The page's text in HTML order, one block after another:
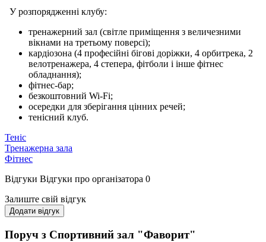
У розпорядженні клубу:
тренажерний зал (світле приміщення з величезними
вікнами на третьому поверсі);
кардіозона (4 професійні бігові доріжки, 4 орбитрека, 2
велотренажера, 4 степера, фітболи і інше фітнес
обладнання);
фітнес-бар;
безкоштовний Wi-Fi;
осередки для зберігання цінних речей;
тенісний клуб.
Теніс
Тренажерна зала
Фітнес
Відгуки Відгуки про організатора 0
Залиште свій відгук
Додати відгук
Поруч з Спортивний зал "Фаворит"